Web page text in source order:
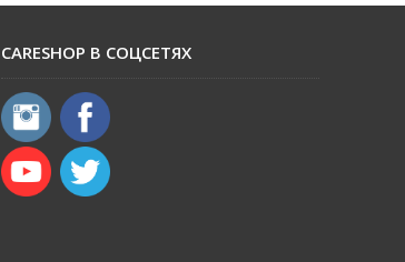
CARESHOP В СОЦСЕТЯХ